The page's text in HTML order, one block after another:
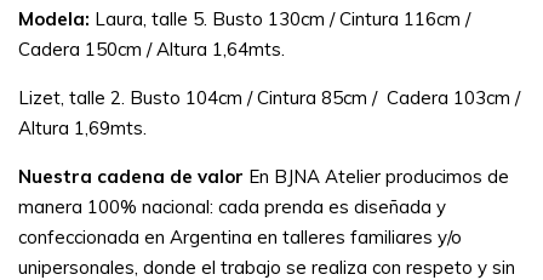
Modela: Laura, talle 5. Busto 130cm / Cintura 116cm /
Cadera 150cm / Altura 1,64mts.
Lizet, talle 2. Busto 104cm / Cintura 85cm / Cadera 103cm /
Altura 1,69mts.
Nuestra cadena de valor En BJNA Atelier producimos de
manera 100% nacional: cada prenda es diseñada y
confeccionada en Argentina en talleres familiares y/o
unipersonales, donde el trabajo se realiza con respeto y sin